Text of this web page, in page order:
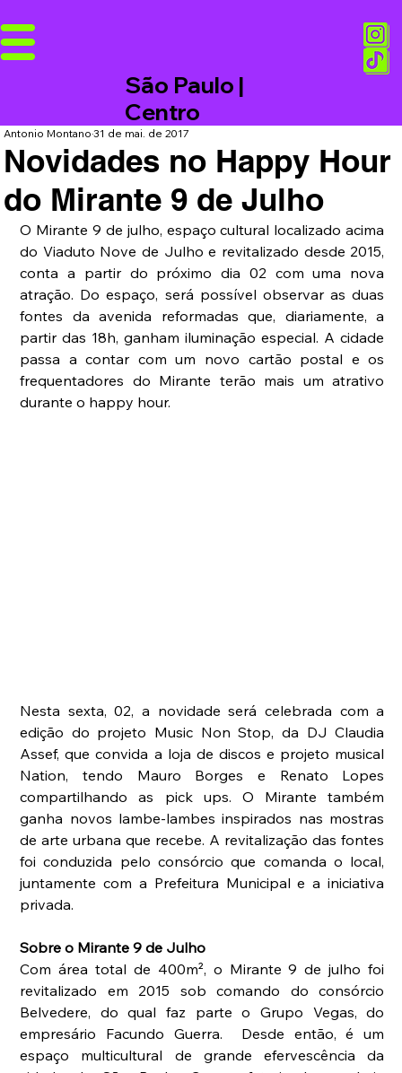
São Paulo |
Centro
Novidades no Happy Hour
do Mirante 9 de Julho
Antonio Montano31 de mai. de 2017
O Mirante 9 de julho, espaço cultural localizado acima
do Viaduto Nove de Julho e revitalizado desde 2015,
conta a partir do próximo dia 02 com uma nova
atração. Do espaço, será possível observar as duas
fontes da avenida reformadas que, diariamente, a
partir das 18h, ganham iluminação especial. A cidade
passa a contar com um novo cartão postal e os
frequentadores do Mirante terão mais um atrativo
durante o happy hour.
Nesta sexta, 02, a novidade será celebrada com a
edição do projeto Music Non Stop, da DJ Claudia
Assef, que convida a loja de discos e projeto musical
Nation, tendo Mauro Borges e Renato Lopes
compartilhando as pick ups. O Mirante também
ganha novos lambe-lambes inspirados nas mostras
de arte urbana que recebe. A revitalização das fontes
foi conduzida pelo consórcio que comanda o local,
juntamente com a Prefeitura Municipal e a iniciativa
privada.
Sobre o Mirante 9 de Julho
Com área total de 400m², o Mirante 9 de julho foi
revitalizado em 2015 sob comando do consórcio
Belvedere, do qual faz parte o Grupo Vegas, do
empresário Facundo Guerra.  Desde então, é um
espaço multicultural de grande efervescência da